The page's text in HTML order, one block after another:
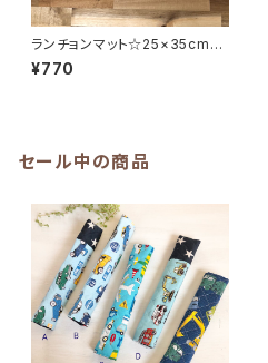
ランチョンマット☆25×35cmブ
ルー【ストライプリボン柄】★R
M. シンプル 女の子｜通園通
¥770
セール中の商品